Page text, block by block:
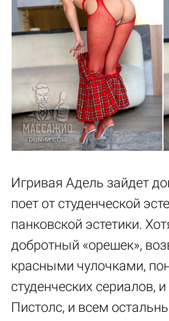
Игривая Адель зайдет
поет от студенческой
панковской эстетики.
добротный «орешек»,
красными чулочками,
студенческих сериалов,
Пистолс, и всем